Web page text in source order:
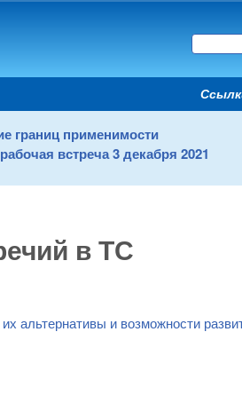
Поиск
границ применимости
встреча 3 декабря 2021
в ТС
альтернативы и возможности